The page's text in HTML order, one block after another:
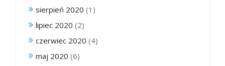
sierpień 2020 (1)
lipiec 2020 (2)
czerwiec 2020 (4)
maj 2020 (6)